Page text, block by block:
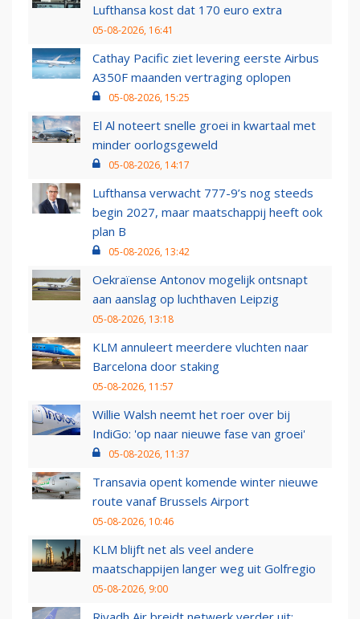
Lufthansa kost dat 170 euro extra
05-08-2026, 16:41
Cathay Pacific ziet levering eerste Airbus
A350F maanden vertraging oplopen
05-08-2026, 15:25
El Al noteert snelle groei in kwartaal met
minder oorlogsgeweld
05-08-2026, 14:17
Lufthansa verwacht 777-9’s nog steeds
begin 2027, maar maatschappij heeft ook
plan B
05-08-2026, 13:42
Oekraïense Antonov mogelijk ontsnapt
aan aanslag op luchthaven Leipzig
05-08-2026, 13:18
KLM annuleert meerdere vluchten naar
Barcelona door staking
05-08-2026, 11:57
Willie Walsh neemt het roer over bij
IndiGo: 'op naar nieuwe fase van groei'
05-08-2026, 11:37
Transavia opent komende winter nieuwe
route vanaf Brussels Airport
05-08-2026, 10:46
KLM blijft net als veel andere
maatschappijen langer weg uit Golfregio
05-08-2026, 9:00